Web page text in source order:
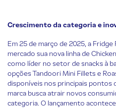
Crescimento da categoria e
Em 25 de março de 2025, a
mercado sua nova linha de
como líder no setor de snacks à
opções Tandoori Mini Fillets e
disponíveis nos principais pontos
marca busca atrair novos
categoria. O lançamento